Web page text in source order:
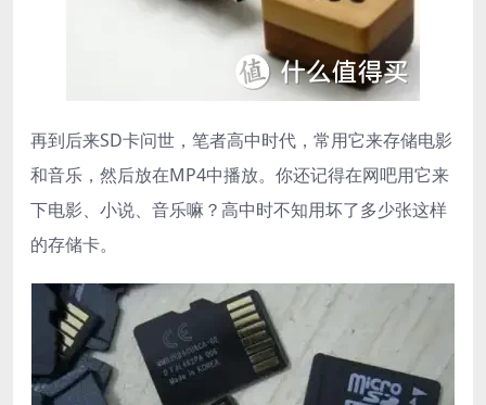
再到后来SD卡问世，笔者高中时代，常用它来存储电影
和音乐，然后放在MP4中播放。你还记得在网吧用它来
下电影、小说、音乐嘛？高中时不知用坏了多少张这样
的存储卡。